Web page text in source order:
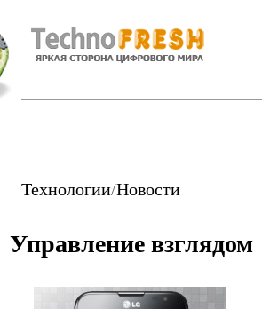
Технологии/Новости
Управление взглядом